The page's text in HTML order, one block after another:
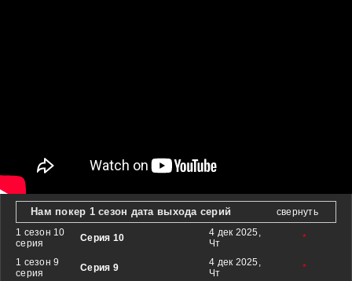
Нам покер 1 сезон дата выхода серий
свернуть
1 сезон 10
серия
Серия 10
4 дек 2025,
Чт
*
1 сезон 9
серия
Серия 9
4 дек 2025,
Чт
*